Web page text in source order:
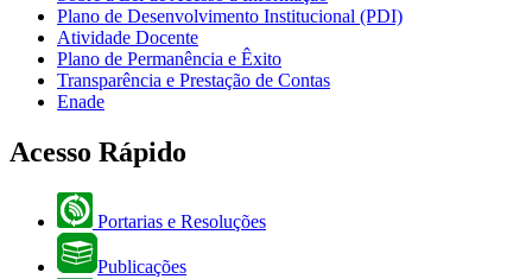
Plano de Desenvolvimento Institucional (PDI)
Atividade Docente
Plano de Permanência e Êxito
Transparência e Prestação de Contas
Enade
Acesso Rápido
Portarias e Resoluções
Publicações